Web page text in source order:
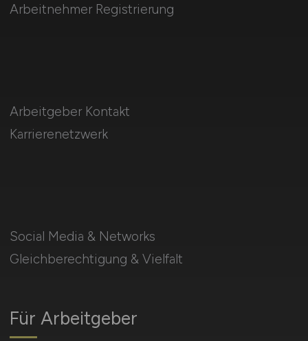
Arbeitnehmer Registrierung
Social Media & Networks
Gleichberechtigung & Vielfalt
Für Arbeitgeber
Arbeitgeber Kontakt
Karrierenetzwerk